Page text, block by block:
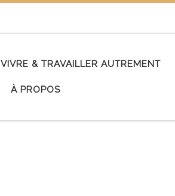
VIVRE & TRAVAILLER AUTREMENT
À PROPOS